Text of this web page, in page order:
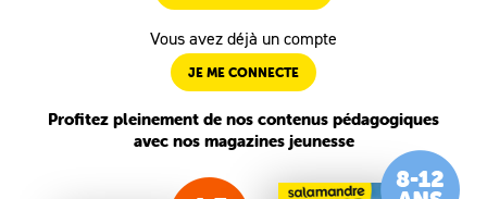
Vous avez déjà un compte
JE ME CONNECTE
Profitez pleinement de nos contenus pédagogiques
avec nos magazines jeunesse